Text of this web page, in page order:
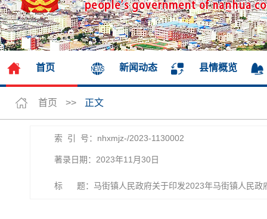
首页 新闻动态 县情概览
首页 >> 正文
索 引 号：nhxmjz-/2023-1130002
著录日期：2023年11月30日
标 题：马街镇人民政府关于印发2023年马街镇人民政